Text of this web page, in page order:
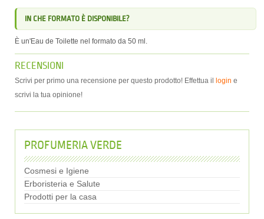
IN CHE FORMATO È DISPONIBILE?
È un'Eau de Toilette nel formato da 50 ml.
RECENSIONI
Scrivi per primo una recensione per questo prodotto! Effettua il login e
scrivi la tua opinione!
PROFUMERIA VERDE
Cosmesi e Igiene
Erboristeria e Salute
Prodotti per la casa